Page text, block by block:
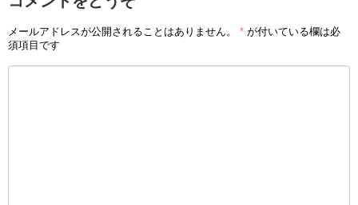
メールアドレスが公開されることはありません。 * が付いている欄は必
須項目です